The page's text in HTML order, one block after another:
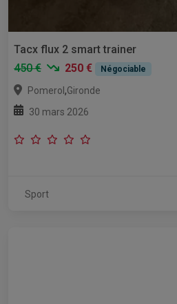
Tacx flux 2 smart trainer
450 €
250 € Négociable
Pomerol ,Gironde
30 mars 2026
Sport